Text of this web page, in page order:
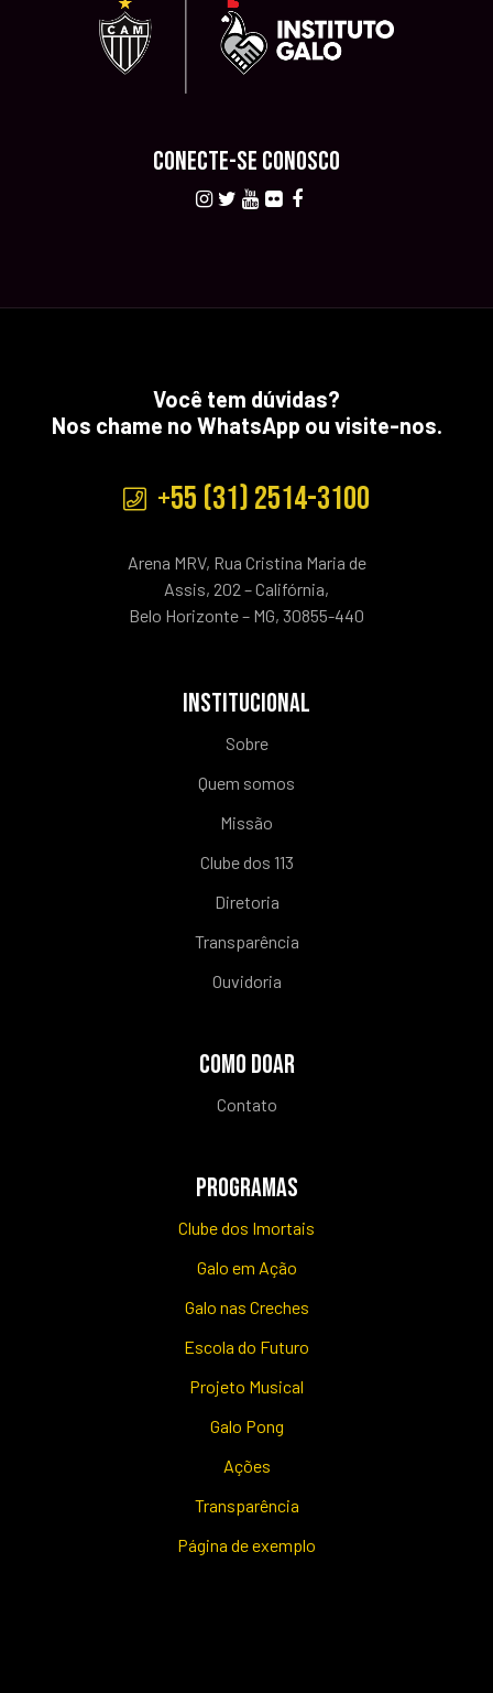
CONECTE-SE CONOSCO
Você tem dúvidas?
Nos chame no WhatsApp ou visite-nos.
+55 (31) 2514-3100
Arena MRV, Rua Cristina Maria de
Assis, 202 – Califórnia,
Belo Horizonte – MG, 30855-440
INSTITUCIONAL
Sobre
Quem somos
Missão
Clube dos 113
Diretoria
Transparência
Ouvidoria
COMO DOAR
Contato
PROGRAMAS
Clube dos Imortais
Galo em Ação
Galo nas Creches
Escola do Futuro
Projeto Musical
Galo Pong
Ações
Transparência
Página de exemplo